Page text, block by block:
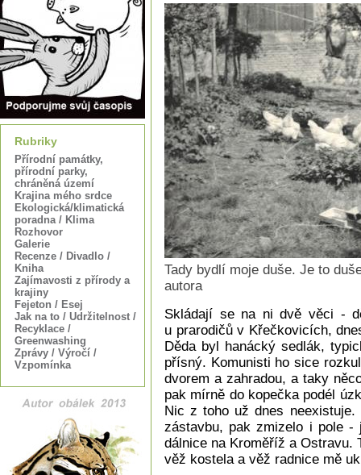
Rubriky
Přírodní památky,
přírodní parky,
chráněná území
Krajina mého srdce
Ekologická/klimatická
poradna / Klima
Rozhovor
Galerie
Recenze / Divadlo /
Kniha
Zajímavosti z přírody a
krajiny
Fejeton / Esej
Jak na to / Udržitelnost /
Recyklace /
Greenwashing
Zprávy / Výročí /
Vzpomínka
Tady bydlí moje duše. Je to
autora
Skládají se na ni dvě věci -
u prarodičů v Křečkovicích,
Děda byl hanácký sedlák,
přísný. Komunisti ho sice
dvorem a zahradou, a taky
pak mírně do kopečka podél
Nic z toho už dnes
zástavbu, pak zmizelo i pole
dálnice na Kroměříž a Ostravu.
věž kostela a věž radnice mě